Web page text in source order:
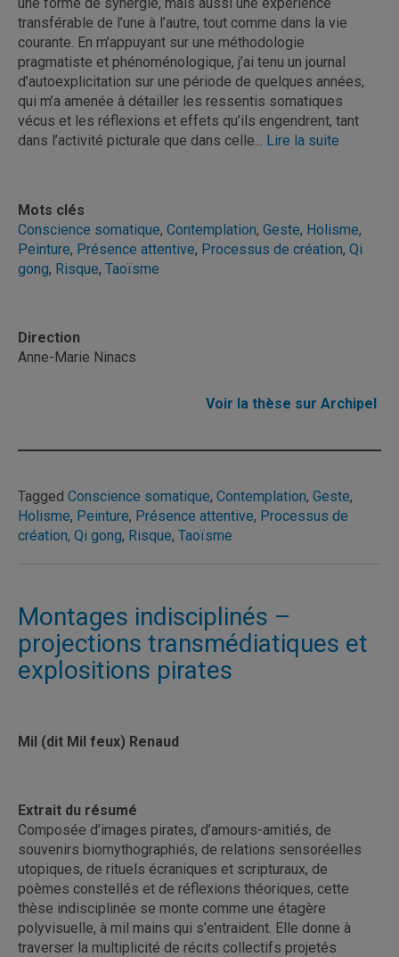
transférable de l’une à l’autre, tout comme dans la vie
courante. En m’appuyant sur une méthodologie
pragmatiste et phénoménologique, j’ai tenu un journal
d’autoexplicitation sur une période de quelques années,
qui m’a amenée à détailler les ressentis somatiques
vécus et les réflexions et effets qu’ils engendrent, tant
dans l’activité picturale que dans celle... Lire la suite
Mots clés
Conscience somatique, Contemplation, Geste, Holisme,
Peinture, Présence attentive, Processus de création, Qi
gong, Risque, Taoïsme
Direction
Anne-Marie Ninacs
Voir la thèse sur Archipel
Tagged Conscience somatique, Contemplation, Geste,
Holisme, Peinture, Présence attentive, Processus de
création, Qi gong, Risque, Taoïsme
Montages indisciplinés –
projections transmédiatiques et
explositions pirates
Mil (dit Mil feux) Renaud
Extrait du résumé
Composée d’images pirates, d’amours-amitiés, de
souvenirs biomythographiés, de relations sensoréelles
utopiques, de rituels écraniques et scripturaux, de
poèmes constellés et de réflexions théoriques, cette
thèse indisciplinée se monte comme une étagère
polyvisuelle, à mil mains qui s’entraident. Elle donne à
traverser la multiplicité de récits collectifs projetés